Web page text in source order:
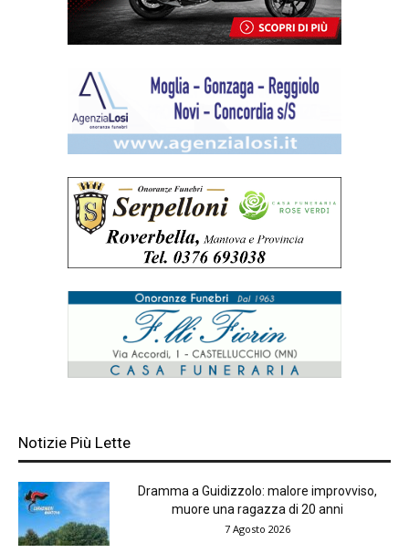
Notizie Più Lette
Dramma a Guidizzolo: malore improvviso,
muore una ragazza di 20 anni
7 Agosto 2026